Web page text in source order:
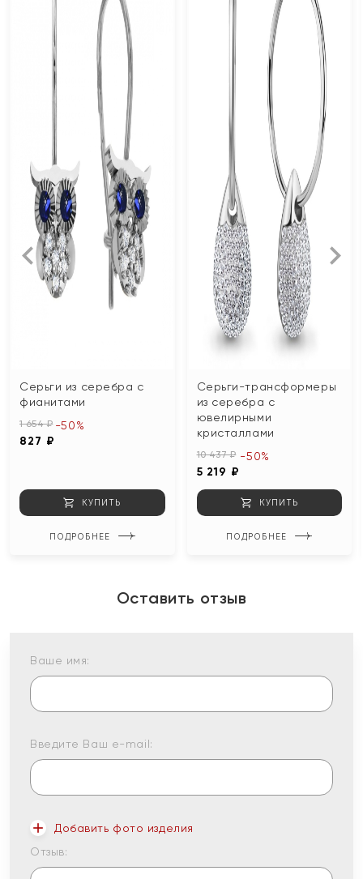
Серьги из серебра с
фианитами
1 654 ₽
827 ₽
-50%
КУПИТЬ
ПОДРОБНЕЕ
Серьги-трансформеры
из серебра с
ювелирными
кристаллами
10 437 ₽
5 219 ₽
-50%
КУПИТЬ
ПОДРОБНЕЕ
Оставить отзыв
Ваше имя:
Введите Ваш e-mail:
Добавить фото изделия
Отзыв: